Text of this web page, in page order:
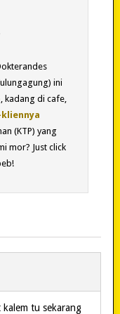
ini
, kadang di cafe,
(KTP) yang
mor? Just click
tu sekarang